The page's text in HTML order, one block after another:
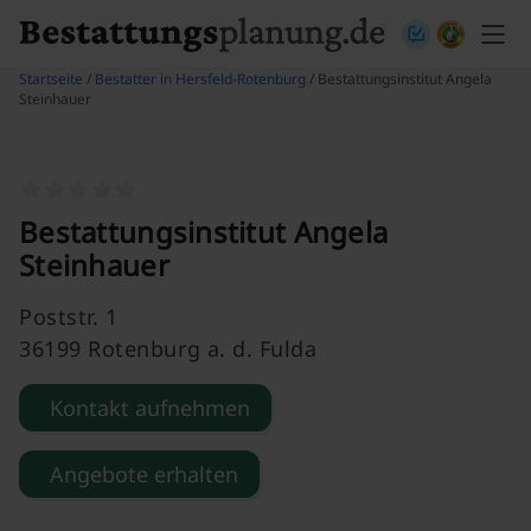
Startseite / Bestatter in Hersfeld-Rotenburg / Bestattungsinstitut Angela
Steinhauer
Bestattungsinstitut Angela
Steinhauer
Poststr. 1
36199 Rotenburg a. d. Fulda
Kontakt aufnehmen
Angebote erhalten